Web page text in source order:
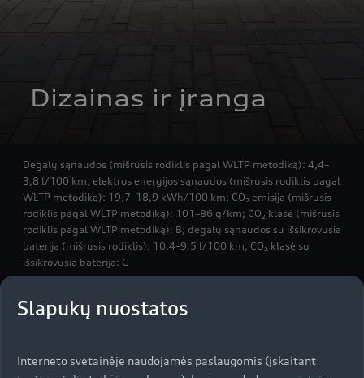
Dizainas ir įranga
Degalų sąnaudos (mišrusis rodiklis pagal WLTP metodiką): 4,4–
3,8 l/100 km; elektros energijos sąnaudos (mišrusis rodiklis pagal
WLTP metodiką): 19,7–18,9 kWh/100 km; CO₂ emisija (mišrusis
rodiklis pagal WLTP metodiką): 101–86 g/km; CO₂ klasė (mišrusis
rodiklis pagal WLTP metodiką): B; degalų sąnaudos su išsikrovusia
baterija (mišrusis rodiklis): 10,4–9,5 l/100 km; CO₂ klasė su
išsikrovusia baterija: G
derinys.
Slapukų nuostatos
Interneto svetainėje naudojamės paslaugomis (įskaitant